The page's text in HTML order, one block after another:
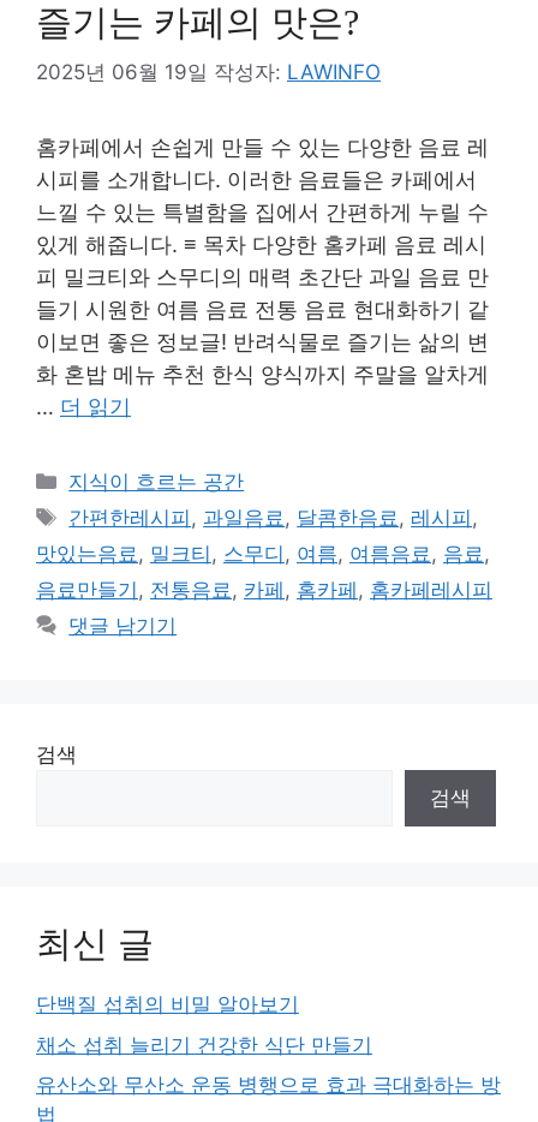
즐기는 카페의 맛은?
2025년 06월 19일 작성자: LAWINFO
홈카페에서 손쉽게 만들 수 있는 다양한 음료 레
시피를 소개합니다. 이러한 음료들은 카페에서
느낄 수 있는 특별함을 집에서 간편하게 누릴 수
있게 해줍니다. ≡ 목차 다양한 홈카페 음료 레시
피 밀크티와 스무디의 매력 초간단 과일 음료 만
들기 시원한 여름 음료 전통 음료 현대화하기 같
이보면 좋은 정보글! 반려식물로 즐기는 삶의 변
화 혼밥 메뉴 추천 한식 양식까지 주말을 알차게
… 더 읽기
카
테
리
지식이 흐르는 공간
태
그
간편한레시피 , 과일음료, 달콤한음료, 레시피 ,
맛있는음료, 밀크티 , 스무디 , 여름, 여름음료, 음료,
음료만들기 , 전통음료, 카페 , 홈카페 , 홈카페레시피
댓글 남기기
검색
검색
최신 글
단백질 섭취의 비밀 알아보기
채소 섭취 늘리기 건강한 식단 만들기
유산소와 무산소 운동 병행으로 효과 극대화하는 방
법